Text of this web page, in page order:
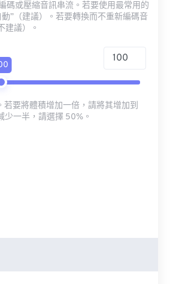
碼或壓縮音訊串流。若要使用最常用的
”（建議）。若要轉換而不重新編碼音
建議）。
若要將體積增加一倍，請將其增加到
一半，請選擇 50%。